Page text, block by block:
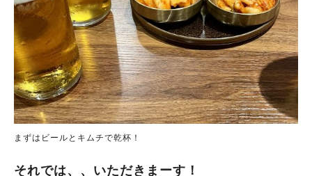
まずはビールとキムチで乾杯！
それでは、、いただきまーす！